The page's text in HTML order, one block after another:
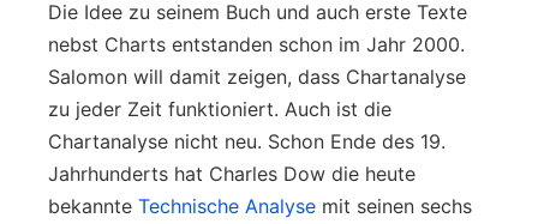
Die Idee zu seinem Buch und auch erste Texte
nebst Charts entstanden schon im Jahr 2000.
Salomon will damit zeigen, dass Chartanalyse
zu jeder Zeit funktioniert. Auch ist die
Chartanalyse nicht neu. Schon Ende des 19.
Jahrhunderts hat Charles Dow die heute
bekannte Technische Analyse mit seinen sechs